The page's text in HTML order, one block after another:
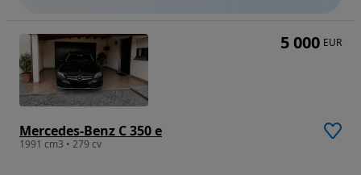
Mercedes-Benz C 350 e
1991 cm3 • 279 cv
5 000 EUR